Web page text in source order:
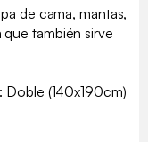
de cama, mantas,
también sirve
Doble (140x190cm)